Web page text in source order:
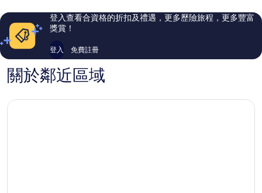
價
篇
價
鐵
站
評
價
登入查看合資格的折扣及禮遇，更多歷險旅程，更多豐富
獎賞！
登入 免費註冊
關於鄰近區域